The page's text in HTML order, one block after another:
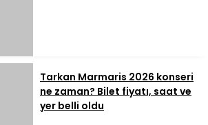
Tarkan Marmaris 2026 konseri
ne zaman? Bilet fiyatı, saat ve
yer belli oldu